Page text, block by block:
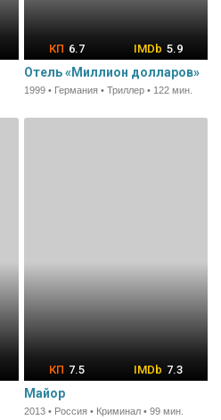
6.7 5.9
Отель «Миллион долларов»
1999 • Германия • Триллер • 122 мин.
7.5 7.3
Майор
2013 • Россия • Криминал • 99 мин.